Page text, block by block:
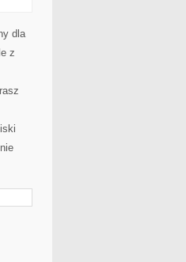
dla
z